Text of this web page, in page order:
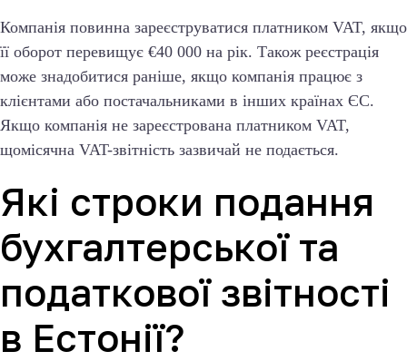
Компанія повинна зареєструватися платником VAT, якщо
її оборот перевищує €40 000 на рік. Також реєстрація
може знадобитися раніше, якщо компанія працює з
клієнтами або постачальниками в інших країнах ЄС.
Якщо компанія не зареєстрована платником VAT,
щомісячна VAT-звітність зазвичай не подається.
Які строки подання
бухгалтерської та
податкової звітності
в Естонії?